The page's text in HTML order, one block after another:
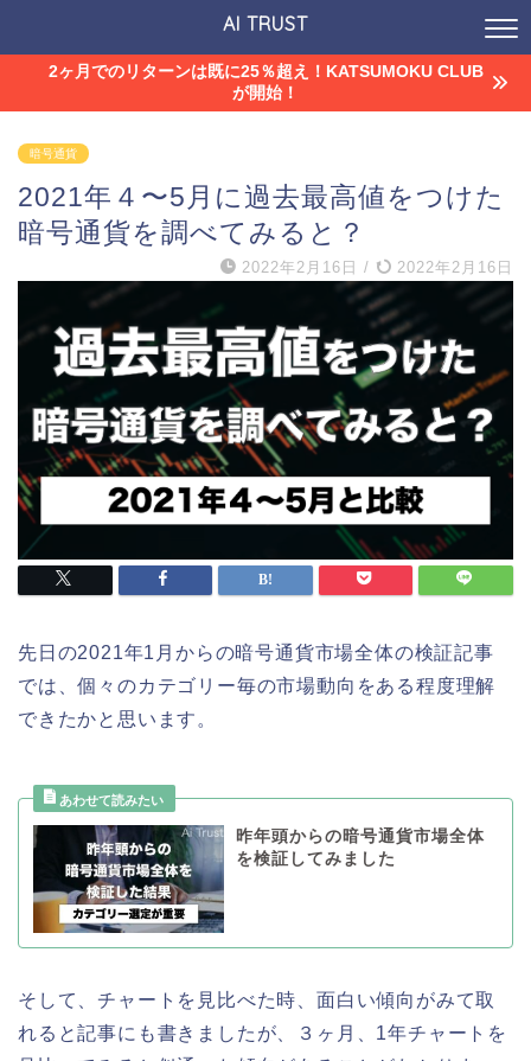
AI TRUST
2ヶ月でのリターンは既に25％超え！KATSUMOKU CLUB
が開始！
暗号通貨
2021年４〜5月に過去最高値をつけた
暗号通貨を調べてみると？
2022年2月16日 / 2022年2月16日
先日の2021年1月からの暗号通貨市場全体の検証記事
では、個々のカテゴリー毎の市場動向をある程度理解
できたかと思います。
昨年頭からの暗号通貨市場全体
を検証してみました
そして、チャートを見比べた時、面白い傾向がみて取
れると記事にも書きましたが、３ヶ月、1年チャートを